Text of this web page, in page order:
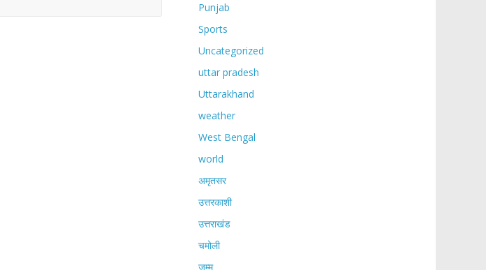
Punjab
Sports
Uncategorized
uttar pradesh
Uttarakhand
weather
West Bengal
world
अमृतसर
उत्तरकाशी
उत्तराखंड
चमोली
जम्मू